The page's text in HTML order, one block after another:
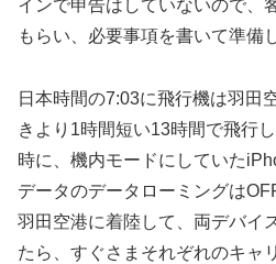
インで申告はしていないので、
もらい、必要事項を書いて準備
日本時間の7:03に飛行機は羽田
きより1時間短い13時間で飛行
時に、機内モードにしていた
データのデータローミングは
羽田空港に着陸して、両デバイ
たら、すぐさまそれぞれのキャ